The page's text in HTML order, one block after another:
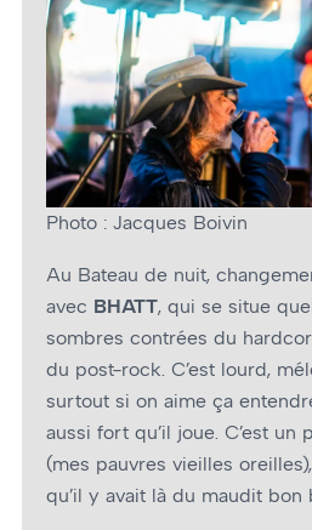
Photo : Jacques Boivin
Au Bateau de nuit,
avec BHATT, qui se situe
sombres contrées du
du post-rock. C’est lourd,
surtout si on aime ça
aussi fort qu’il joue. C’est un
(mes pauvres vieilles
qu’il y avait là du maudit bon